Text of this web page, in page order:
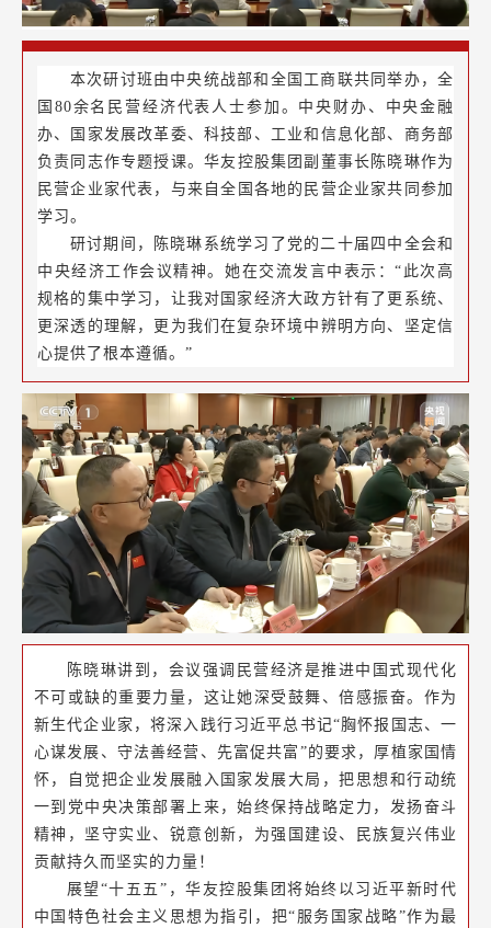
本次研讨班由中央统战部和全国工商联共同举办，全
国80余名民营经济代表人士参加。中央财办、中央金融
办、国家发展改革委、科技部、工业和信息化部、商务部
负责同志作专题授课。华友控股集团副董事长陈晓琳作为
民营企业家代表 ，与来自全国各地的民营企业家共同参加
学习。
研讨期间，陈晓琳系统学习了党的二十届四中全会和
中央经济工作会议精神。她在交流发言中表示：“此次高
规格的集中学习，让我对国家经济大政方针有了更系统、
更深透的理解，更为我们在复杂环境中辨明方向、坚定信
心提供了根本遵循。”
陈晓琳讲到，会议强调民营经济是推进中国式现代化
不可或缺的重要力量，这让她深受鼓舞、倍感振奋。 作为
新生代企业家，将深入践行习近平总书记“胸怀报国志、一
心谋发展、守法善经营、先富促共富”的要求， 厚植家国情
怀，自觉把企业发展融入国家发展大局，把思想和行动统
一到党中央决策部署上来，始终保持战略定力，发扬奋斗
精神，坚守实业、锐意创新，为强国建设、民族复兴伟业
贡献持久而坚实的力量！
展望“十五五”，华友控股集团将始终以习近平新时代
中国特色社会主义思想为指引，把“服务国家战略”作为最